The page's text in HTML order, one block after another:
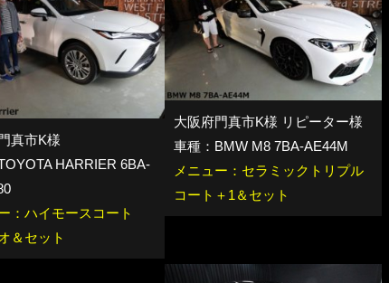
真市K様
HARRIER 6BA-
：ハイモースコート
＆セット
大阪府門真市K様 リピーター様
車種：BMW M8 7BA-AE44M
メニュー：セラミックトリプル
コート＋1＆セット